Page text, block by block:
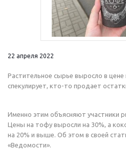
22 апреля 2022
Растительное сырье выросло в
спекулирует, кто-то продает
Именно этим объясняют участники
Цены на тофу выросли на 30%, а
на 20% и выше. Об этом в своей
«Ведомости».